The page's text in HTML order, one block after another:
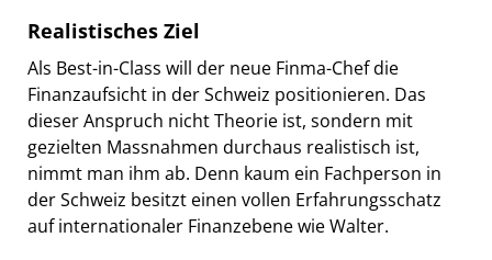
Realistisches Ziel
Als Best-in-Class will der neue Finma-Chef die
Finanzaufsicht in der Schweiz positionieren. Das
dieser Anspruch nicht Theorie ist, sondern mit
gezielten Massnahmen durchaus realistisch ist,
nimmt man ihm ab. Denn kaum ein Fachperson in
der Schweiz besitzt einen vollen Erfahrungsschatz
auf internationaler Finanzebene wie Walter.